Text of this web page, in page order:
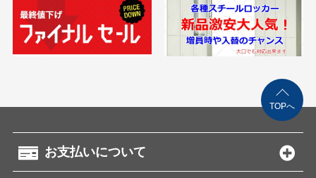
お支払いについて
TOPへ